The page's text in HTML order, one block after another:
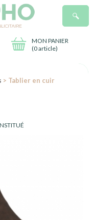
MON PANIER
(0 article)
> Tablier en cuir